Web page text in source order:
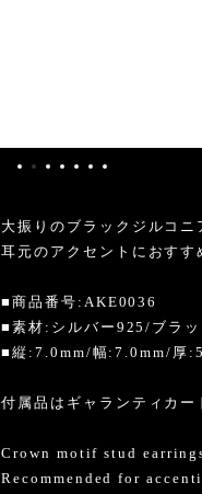
大振りのブラックジルコニ
耳元のアクセントにおすす
■商品番号:AKE0036
■素材:シルバー925/ブラッ
■縦:7.0mm/幅:7.0mm/厚
付属品はギャランティカー
Crown motif stud
Recommended for